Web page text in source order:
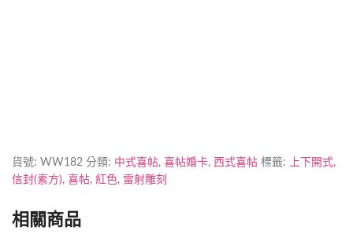
貨號: WW182 分類: 中式喜帖, 喜帖婚卡, 西式喜帖 標籤: 上下開式,
信封(素方), 喜帖, 紅色, 雷射雕刻
相關商品